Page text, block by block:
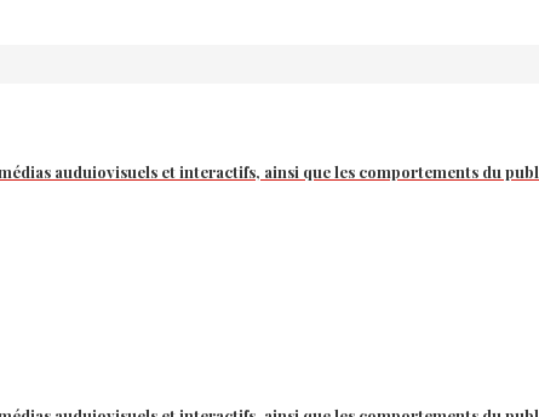
auduiovisuels et interactifs, ainsi que les comportements du